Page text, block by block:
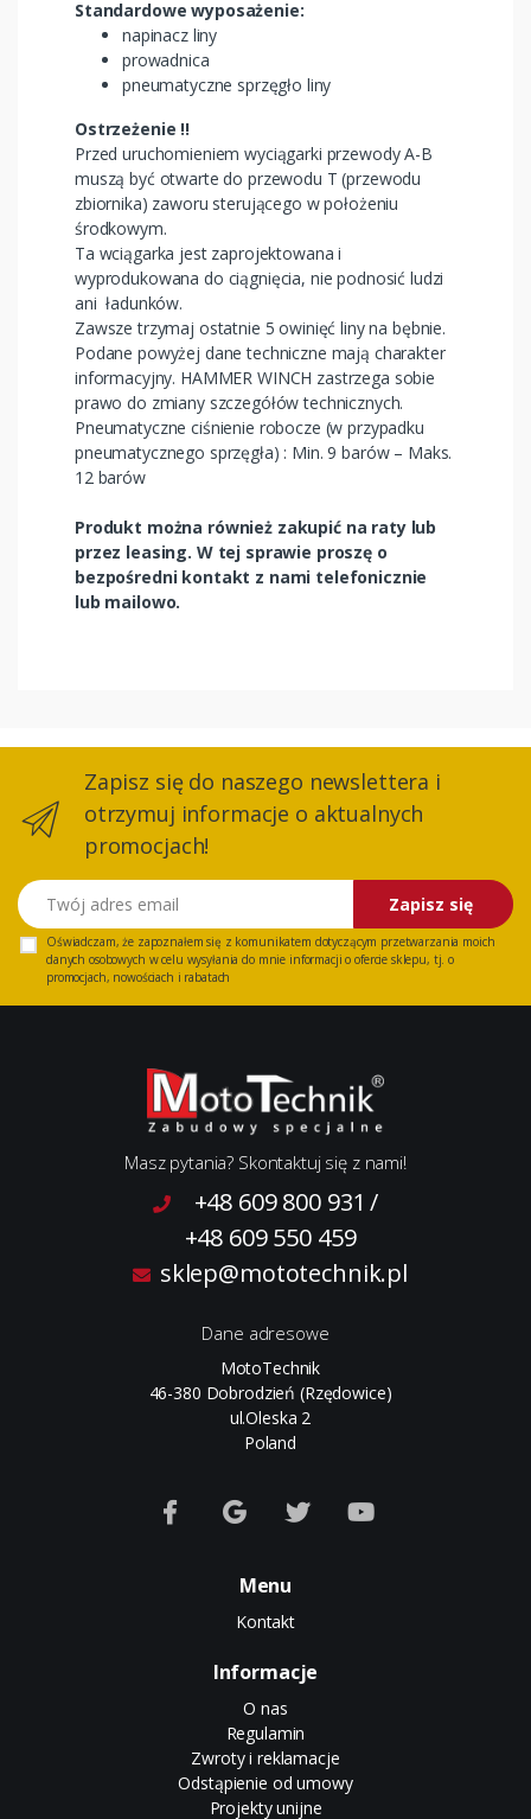
Standardowe wyposażenie:
napinacz liny
prowadnica
pneumatyczne sprzęgło liny
Ostrzeżenie !!
Przed uruchomieniem wyciągarki przewody A-B
muszą być otwarte do przewodu T (przewodu
zbiornika) zaworu sterującego w położeniu
środkowym.
Ta wciągarka jest zaprojektowana i
wyprodukowana do ciągnięcia, nie podnosić ludzi
ani ładunków.
Zawsze trzymaj ostatnie 5 owinięć liny na bębnie.
Podane powyżej dane techniczne mają charakter
informacyjny. HAMMER WINCH zastrzega sobie
prawo do zmiany szczegółów technicznych.
Pneumatyczne ciśnienie robocze (w przypadku
pneumatycznego sprzęgła) : Min. 9 barów – Maks.
12 barów
Produkt można również zakupić na raty lub
przez leasing. W tej sprawie proszę o
bezpośredni kontakt z nami telefonicznie
lub mailowo.
Zapisz się do naszego newslettera i
otrzymuj informacje o aktualnych
promocjach!
Twój adres email
Zapisz się
Oświadczam, że zapoznałem się z komunikatem dotyczącym przetwarzania moich
danych osobowych w celu wysyłania do mnie informacji o ofercie sklepu, tj. o
promocjach, nowościach i rabatach
Masz pytania? Skontaktuj się z nami!
+48 609 800 931 /
+48 609 550 459
sklep@mototechnik.pl
Dane adresowe
MotoTechnik
46-380 Dobrodzień (Rzędowice)
ul.Oleska 2
Poland
Menu
Kontakt
Informacje
O nas
Regulamin
Zwroty i reklamacje
Odstąpienie od umowy
Projekty unijne